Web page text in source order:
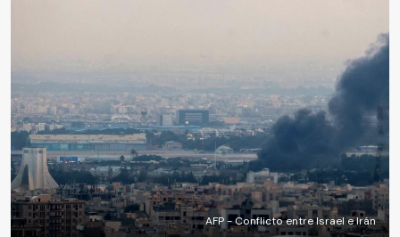
AFP - Conflicto entre Israel e Irán